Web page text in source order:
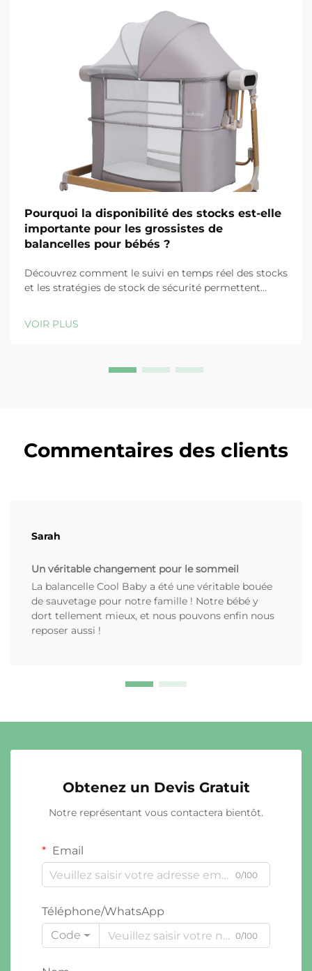
Pourquoi la disponibilité des stocks est-elle
importante pour les grossistes de
balancelles pour bébés ?
Découvrez comment le suivi en temps réel des stocks
et les stratégies de stock de sécurité permettent
VOIR PLUS
Commentaires des clients
Sarah
Un véritable changement pour le sommeil
La balancelle Cool Baby a été une véritable bouée
de sauvetage pour notre famille ! Notre bébé y
dort tellement mieux, et nous pouvons enfin nous
reposer aussi !
Obtenez un Devis Gratuit
Notre représentant vous contactera bientôt.
Email
0/100
Téléphone/WhatsApp
Code
0/100